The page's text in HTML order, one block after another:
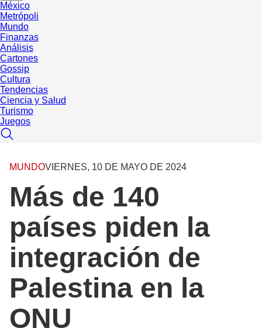
México
Metrópoli
Mundo
Finanzas
Análisis
Cartones
Gossip
Cultura
Tendencias
Ciencia y Salud
Turismo
Juegos
MUNDOVIERNES, 10 DE MAYO DE 2024
Más de 140
países piden la
integración de
Palestina en la
ONU